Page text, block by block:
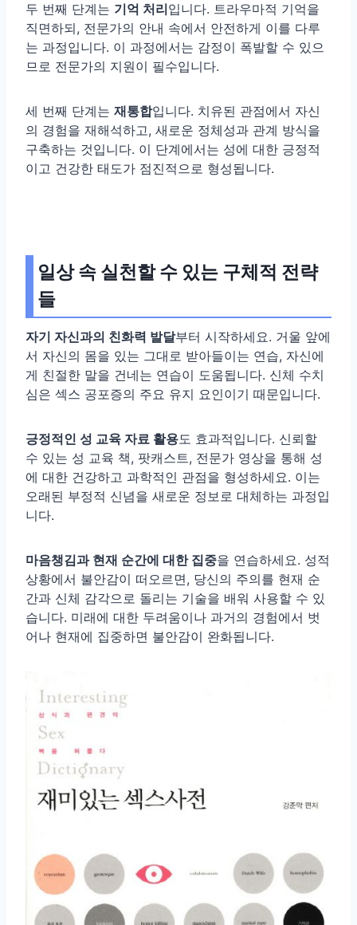
두 번째 단계는 기억 처리입니다. 트라우마적 기억을
직면하되, 전문가의 안내 속에서 안전하게 이를 다루
는 과정입니다. 이 과정에서는 감정이 폭발할 수 있으
므로 전문가의 지원이 필수입니다.
세 번째 단계는 재통합입니다. 치유된 관점에서 자신
의 경험을 재해석하고, 새로운 정체성과 관계 방식을
구축하는 것입니다. 이 단계에서는 성에 대한 긍정적
이고 건강한 태도가 점진적으로 형성됩니다.
일상 속 실천할 수 있는 구체적 전략
들
자기 자신과의 친화력 발달부터 시작하세요. 거울 앞에
서 자신의 몸을 있는 그대로 받아들이는 연습, 자신에
게 친절한 말을 건네는 연습이 도움됩니다. 신체 수치
심은 섹스 공포증의 주요 유지 요인이기 때문입니다.
긍정적인 성 교육 자료 활용도 효과적입니다. 신뢰할
수 있는 성 교육 책, 팟캐스트, 전문가 영상을 통해 성
에 대한 건강하고 과학적인 관점을 형성하세요. 이는
오래된 부정적 신념을 새로운 정보로 대체하는 과정입
니다.
마음챙김과 현재 순간에 대한 집중을 연습하세요. 성적
상황에서 불안감이 떠오르면, 당신의 주의를 현재 순
간과 신체 감각으로 돌리는 기술을 배워 사용할 수 있
습니다. 미래에 대한 두려움이나 과거의 경험에서 벗
어나 현재에 집중하면 불안감이 완화됩니다.